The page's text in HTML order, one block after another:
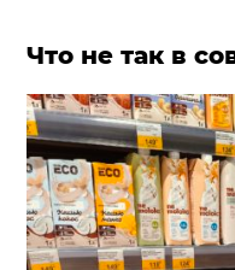
Что не так в